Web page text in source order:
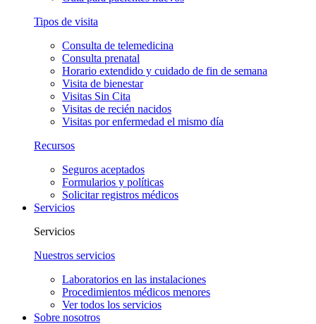
Tipos de visita
Consulta de telemedicina
Consulta prenatal
Horario extendido y cuidado de fin de semana
Visita de bienestar
Visitas Sin Cita
Visitas de recién nacidos
Visitas por enfermedad el mismo día
Recursos
Seguros aceptados
Formularios y políticas
Solicitar registros médicos
Servicios
Servicios
Nuestros servicios
Laboratorios en las instalaciones
Procedimientos médicos menores
Ver todos los servicios
Sobre nosotros